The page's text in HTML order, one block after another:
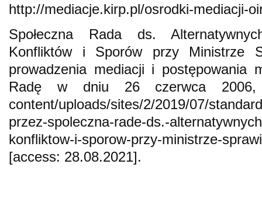
http://mediacje.kirp.pl/osrodki-mediacji-
Społeczna Rada ds.
Konfliktów i Sporów przy Ministrze
prowadzenia mediacji i postępowania
Radę w dniu 26 czerwca 2006,
content/uploads/sites/2/2019/07/
przez-spoleczna-rade-ds.-
konfliktow-i-sporow-przy-ministrze-
[access: 28.08.2021].